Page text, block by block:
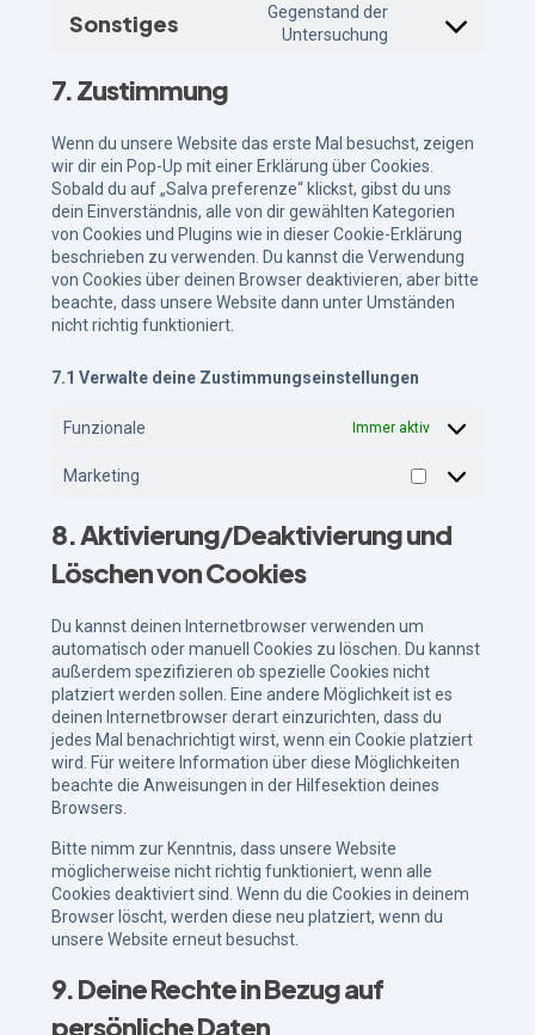
Sonstiges
Gegenstand der
Untersuchung
7. Zustimmung
Wenn du unsere Website das erste Mal besuchst, zeigen
wir dir ein Pop-Up mit einer Erklärung über Cookies.
Sobald du auf „Salva preferenze“ klickst, gibst du uns
dein Einverständnis, alle von dir gewählten Kategorien
von Cookies und Plugins wie in dieser Cookie-Erklärung
beschrieben zu verwenden. Du kannst die Verwendung
von Cookies über deinen Browser deaktivieren, aber bitte
beachte, dass unsere Website dann unter Umständen
nicht richtig funktioniert.
7.1 Verwalte deine Zustimmungseinstellungen
Funzionale Immer aktiv
Marketing
8. Aktivierung/Deaktivierung und
Löschen von Cookies
Du kannst deinen Internetbrowser verwenden um
automatisch oder manuell Cookies zu löschen. Du kannst
außerdem spezifizieren ob spezielle Cookies nicht
platziert werden sollen. Eine andere Möglichkeit ist es
deinen Internetbrowser derart einzurichten, dass du
jedes Mal benachrichtigt wirst, wenn ein Cookie platziert
wird. Für weitere Information über diese Möglichkeiten
beachte die Anweisungen in der Hilfesektion deines
Browsers.
Bitte nimm zur Kenntnis, dass unsere Website
möglicherweise nicht richtig funktioniert, wenn alle
Cookies deaktiviert sind. Wenn du die Cookies in deinem
Browser löscht, werden diese neu platziert, wenn du
unsere Website erneut besuchst.
9. Deine Rechte in Bezug auf
persönliche Daten